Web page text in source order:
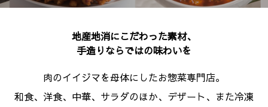
地産地消にこだわった素材、
手造りならではの味わいを
肉のイイジマを母体にしたお惣菜専門店。
和食、洋食、中華、サラダのほか、デザート、また冷凍